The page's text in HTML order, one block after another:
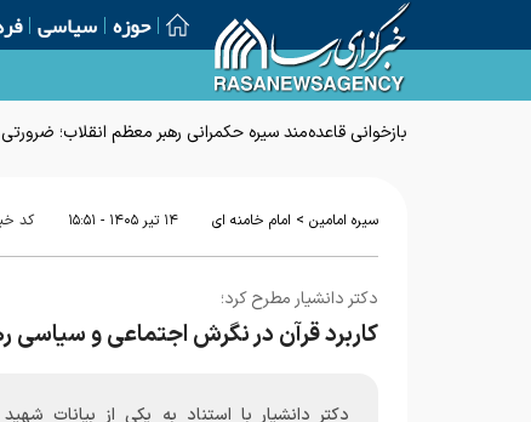
حوزه سیاسی
بازخوانی قاعده‌مند سیره حکمرانی رهبر معظم انقلاب؛
سیره امامین > امام خامنه ای ۱۴ تير ۱۴۰۵ - ۱۵:۵۱ کد
دکتر دانشیار مطرح کرد؛
کاربرد قرآن در نگرش اجتماعی و سیاسی
دکتر دانشیار با استناد به یکی از بیانات شهید